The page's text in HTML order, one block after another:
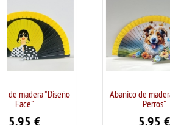
Abanico de madera "Diseño